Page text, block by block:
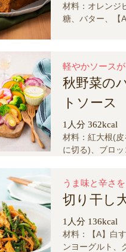
材料：オレンジ
糖、バター、【
軽やかソース
秋野菜の
トソース
1人分 362kcal
材料：紅大根(
に切る)、ブロ
うま味と辛さ
切り干し
1人分 136kcal
材料：【A】白
ンヨーグルト、